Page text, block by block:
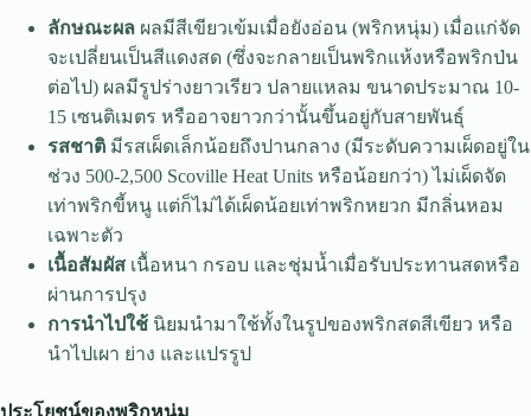
ลักษณะผล ผลมีสีเขียวเข้มเมื่อยังอ่อน (พริกหนุ่ม) เมื่อแก่จัด
จะเปลี่ยนเป็นสีแดงสด (ซึ่งจะกลายเป็นพริกแห้งหรือพริกป่น
ต่อไป) ผลมีรูปร่างยาวเรียว ปลายแหลม ขนาดประมาณ 10-
15 เซนติเมตร หรืออาจยาวกว่านั้นขึ้นอยู่กับสายพันธุ์
รสชาติ มีรสเผ็ดเล็กน้อยถึงปานกลาง (มีระดับความเผ็ดอยู่ใน
ช่วง 500-2,500 Scoville Heat Units หรือน้อยกว่า) ไม่เผ็ดจัด
เท่าพริกขี้หนู แต่ก็ไม่ได้เผ็ดน้อยเท่าพริกหยวก มีกลิ่นหอม
เฉพาะตัว
เนื้อสัมผัส เนื้อหนา กรอบ และชุ่มน้ำเมื่อรับประทานสดหรือ
ผ่านการปรุง
การนำไปใช้ นิยมนำมาใช้ทั้งในรูปของพริกสดสีเขียว หรือ
นำไปเผา ย่าง และแปรรูป
ประโยชน์ของพริกหนุ่ม